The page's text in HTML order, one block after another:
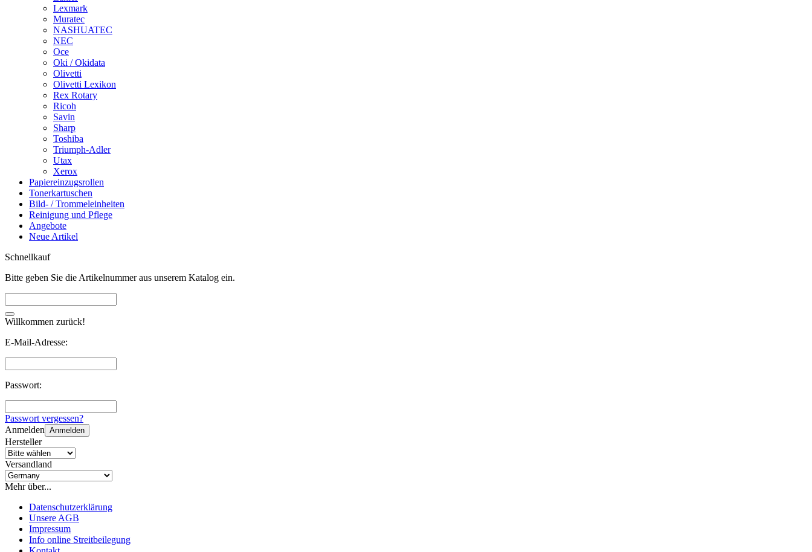
Lexmark
Muratec
NASHUATEC
NEC
Oce
Oki / Okidata
Olivetti
Olivetti Lexikon
Rex Rotary
Ricoh
Savin
Sharp
Toshiba
Triumph-Adler
Utax
Xerox
Papiereinzugsrollen
Tonerkartuschen
Bild- / Trommeleinheiten
Reinigung und Pflege
Angebote
Neue Artikel
Schnellkauf
Bitte geben Sie die Artikelnummer aus unserem Katalog ein.
Willkommen zurück!
E-Mail-Adresse:
Passwort:
Passwort vergessen?
Anmelden Anmelden
Hersteller
Versandland
Mehr über...
Datenschutzerklärung
Unsere AGB
Impressum
Info online Streitbeilegung